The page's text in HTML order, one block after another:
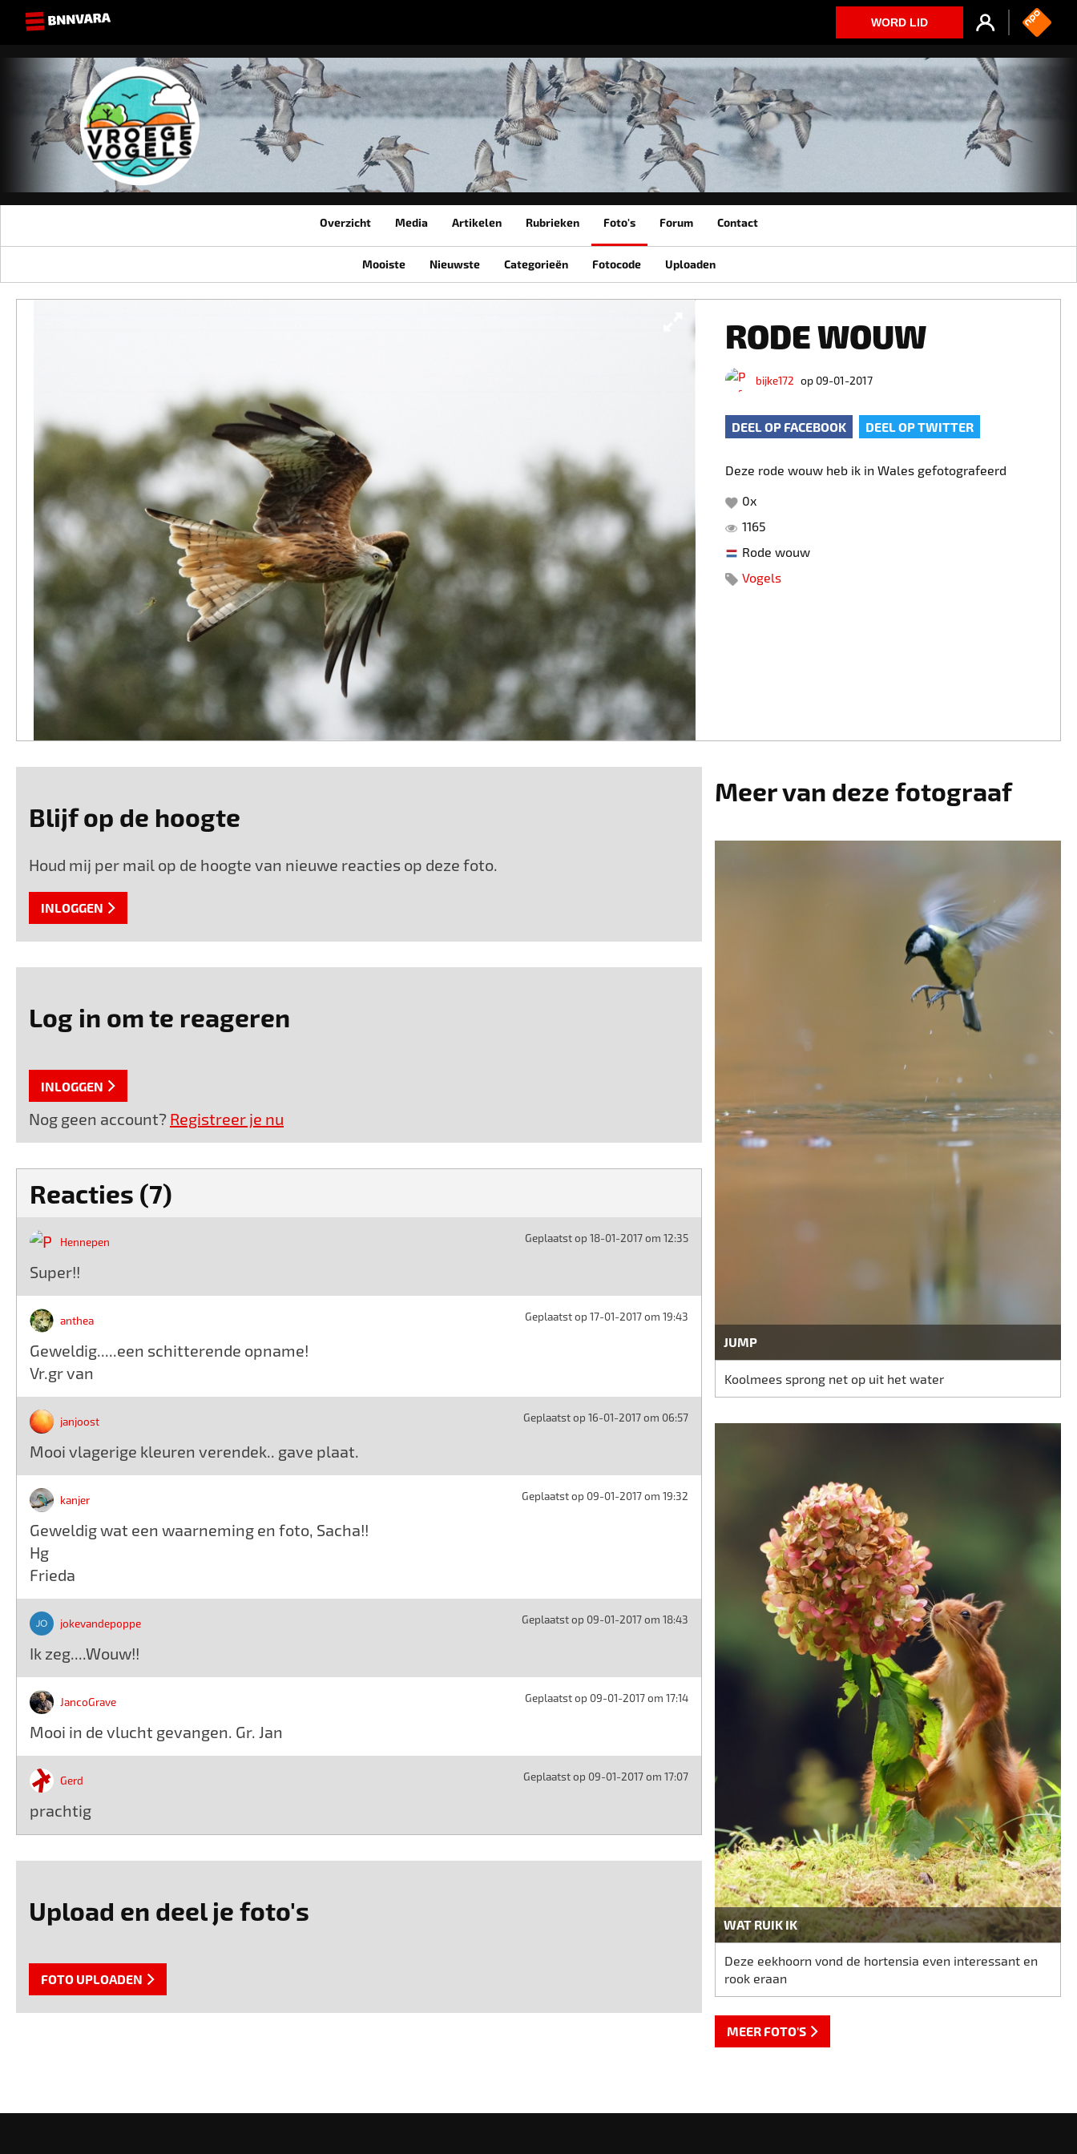
WORD LID
Overzicht Media Artikelen Rubrieken Foto's Forum Contact
Mooiste Nieuwste Categorieën Fotocode Uploaden
RODE WOUW
bijke172 op 09-01-2017
DEEL OP FACEBOOK DEEL OP TWITTER
Deze rode wouw heb ik in Wales gefotografeerd
0x
1165
Rode wouw
Vogels
Blijf op de hoogte
Houd mij per mail op de hoogte van nieuwe reacties op deze foto.
INLOGGEN
Log in om te reageren
INLOGGEN
Nog geen account? Registreer je nu
Reacties (7)
Hennepen Geplaatst op 18-01-2017 om 12:35
Super!!
anthea Geplaatst op 17-01-2017 om 19:43
Geweldig.....een schitterende opname!
Vr.gr van
janjoost Geplaatst op 16-01-2017 om 06:57
Mooi vlagerige kleuren verendek.. gave plaat.
kanjer Geplaatst op 09-01-2017 om 19:32
Geweldig wat een waarneming en foto, Sacha!!
Hg
Frieda
jokevandepoppe Geplaatst op 09-01-2017 om 18:43
Ik zeg....Wouw!!
JancoGrave Geplaatst op 09-01-2017 om 17:14
Mooi in de vlucht gevangen. Gr. Jan
Gerd Geplaatst op 09-01-2017 om 17:07
prachtig
Upload en deel je foto's
FOTO UPLOADEN
Meer van deze fotograaf
JUMP
Koolmees sprong net op uit het water
WAT RUIK IK
Deze eekhoorn vond de hortensia even interessant en
rook eraan
MEER FOTO'S